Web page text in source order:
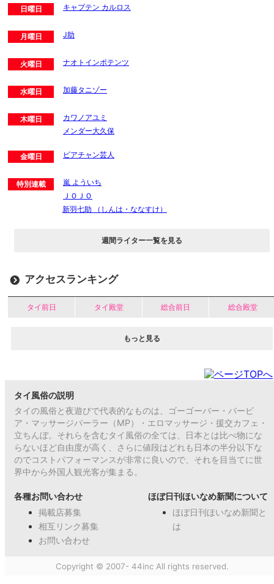
日曜日 キャプテン カルロス
月曜日 J助
火曜日 ナオトインポテンツ
水曜日 加藤タニゾー
木曜日
カワノアユミ
メンダー大久保
金曜日 ビアチャン芸人
特別連載
嵐 よういち
ＪＯＪＯ
新羽七助 （しんは・ななすけ）
週間ライター一覧を見る
アクセスランキング
タイ前日 タイ殿堂 総合前日 総合殿堂
もっと見る
タイ風俗の説明
タイの風俗と夜遊びで代表的なものは、ゴーゴーバー・バービ
ア・マッサージパーラー（MP）・エロマッサージ・援交カフェ・
立ちんぼ。それらを含むタイ風俗の全ては、日本とは比べ物にな
らないほど自由度が高く、さらに値段はどれも日本の半分以下な
のでコストパフォーマンスが非常に良いので、それを目当てに世
界中から外国人観光客が集まる。
各種お問い合わせ
掲載店募集
相互リンク募集
お問い合わせ
ほぼ日刊ほいなめ新聞について
ほぼ日刊ほいなめ新聞と
は
Copyright © 2007- 44inc All rights reserved.